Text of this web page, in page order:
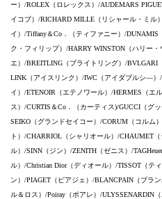
ー）/ROLEX（ロレックス）/AUDEMARS
イコブ）/RICHARD MILLE（リシャール・ミル
イ）/Tiffany＆Co．（ティファニー）/DUNAMIS
ク・フィリップ）/HARRY WINSTON（ハリー
エ）/BREITLING（ブライトリング）/BVLGARI
LINK（アイスリンク）/IWC（アイダブルシ―）/
イ）/ETENOIR（エテノワール）/HERMES（エ
ス）/CURTIS＆Co．（カーティス)/GUCCI（グ
SEIKO（グランドセイコー）/CORUM（コルム
ト）/CHARRIOL（シャリオール）/CHAUMET
ル）/SINN（ジン）/ZENITH（ゼニス）/
ル）/Christian Dior（ディオール）/TISSOT（テ
ン）/PIAGET（ピアジェ）/BLANCPAIN（ブラ
ル＆ロス）/Poiray（ポアレ）/ULYSSENARDIN